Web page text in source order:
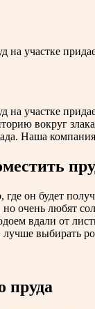
на участке
на участке
вокруг
Наша
где он будет
очень любят
вдали от
выбирать
пруда